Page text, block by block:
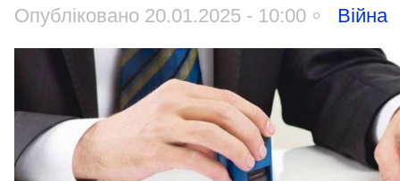
Опубліковано 20.01.2025 - 10:00 Війна